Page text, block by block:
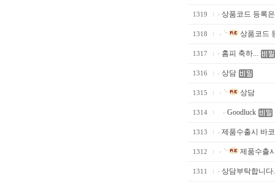
1319 상품코드 등록
1318 상품코드
1317 홈피 축하...
1316 상담
1315 상담
1314 Goodluck
1313 제품수출시 바
1312 제품수출
1311 상담부탁합니다.